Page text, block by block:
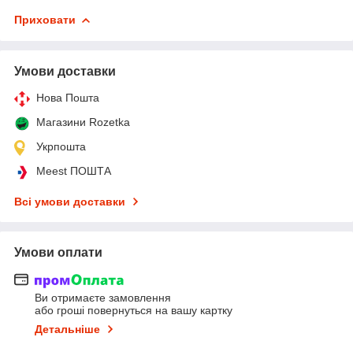
Приховати
Умови доставки
Нова Пошта
Магазини Rozetka
Укрпошта
Meest ПОШТА
Всі умови доставки
Умови оплати
Ви отримаєте замовлення
або гроші повернуться на вашу картку
Детальніше